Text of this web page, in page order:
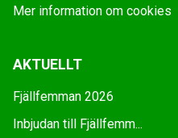
Mer information om cookies
AKTUELLT
Fjällfemman 2026
Inbjudan till Fjällfemm...